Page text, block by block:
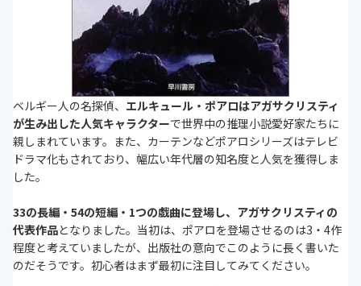
ベルギー人の名探偵、 エルキュール・ポアロはアガサクリスティ
が生み出した人気キャラクターで世界中の推理小説愛好家たちに
親しまれています。また、カーテンなどポアロシリーズはテレビ
ドラマ化もされており、幅広い年代層の知名度と人気を獲得しま
した。
33の長編・54の短編・1つの戯曲に登場し、アガサクリスティの
代表作品となりました。当初は、ポアロを登場させるのは3・4作
程度と考えていましたが、出版社の意向でこのように長く書いた
のだそうです。初心者はまず最初に注目してみてください。